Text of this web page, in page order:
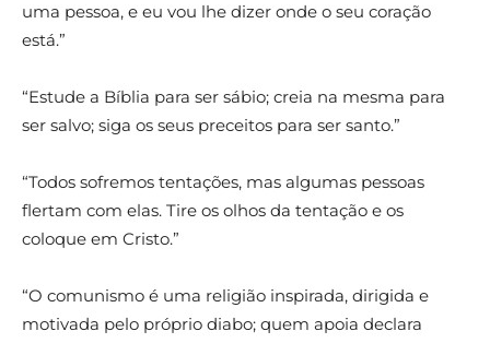
uma pessoa, e eu vou lhe dizer onde o seu coração
está.”
“Estude a Bíblia para ser sábio; creia na mesma para
ser salvo; siga os seus preceitos para ser santo.”
“Todos sofremos tentações, mas algumas pessoas
flertam com elas. Tire os olhos da tentação e os
coloque em Cristo.”
“O comunismo é uma religião inspirada, dirigida e
motivada pelo próprio diabo; quem apoia declara